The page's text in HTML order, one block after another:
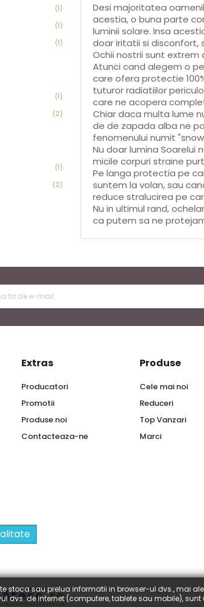
(1)
(1)
(1)
(1)
(2)
(1)
(2)
Desi majoritatea
acestia, o buna parte
luminii solare. Insa
doar iritatii si disconfort,
Ochii nostrii sunt
Atunci cand alegem o
care ofera protectie
tuturor radiatiilor
care ne acopera
Chiar daca multa lume
de de zapada alba ne
fenomenului numit
Nu doar lumina
micile corpuri straine
Pe langa protectia pe
suntem la volan, sau
reduce stralucirea pe
Nu in ultimul rand,
ca putem sa ne
Extras
Producatori
Promotii
Produse noi
Contacteaza-ne
Produse
Cele mai noi
Reduceri
Top Vanzari
Marci
stoca sau prelua informatii in browser-ul dvs., mai
dvs. de internet (computere, tablete sau mobile),